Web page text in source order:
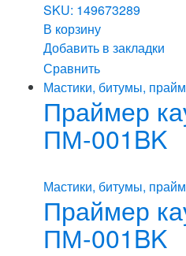
SKU: 149673289
В корзину
Добавить в закладки
Сравнить
Мастики, битумы,
Праймер
ПМ-001BK
Мастики, битумы,
Праймер
ПМ-001BK